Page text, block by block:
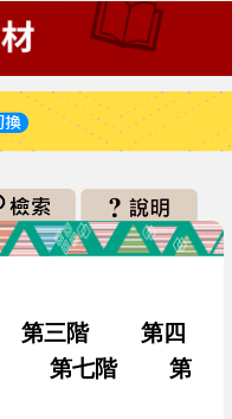
第三階
第四
第七階
第